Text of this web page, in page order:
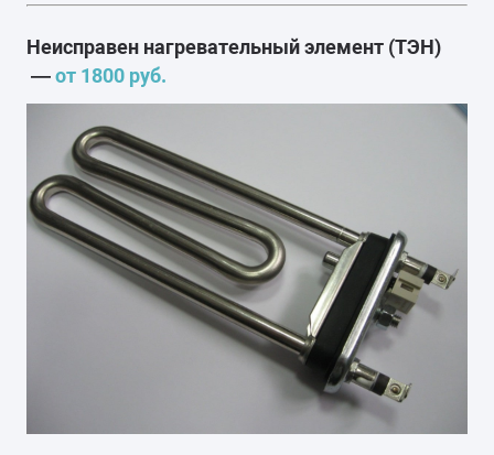
Неисправен нагревательный элемент (ТЭН)
—от 1800 руб.